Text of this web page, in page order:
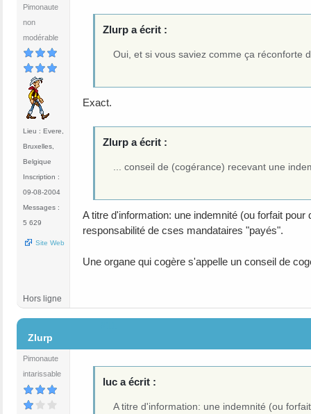
Pimonaute
non
modérable
Lieu : Evere,
Bruxelles,
Belgique
Inscription :
09-08-2004
Messages :
5 629
Site Web
Zlurp a écrit :
Oui, et si vous saviez comme ça réconforte
Exact.
Zlurp a écrit :
... conseil de (cogérance) recevant une
A titre d'information: une indemnité (ou forfait
responsabilité de cses mandataires "payés".
Une organe qui cogère s'appelle un conseil de
Hors ligne
Zlurp
Pimonaute
intarissable
luc a écrit :
A titre d'information: une indemnité (ou